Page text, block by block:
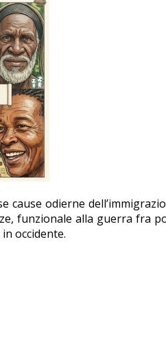
cause odierne
funzionale alla guerra fra
occidente.